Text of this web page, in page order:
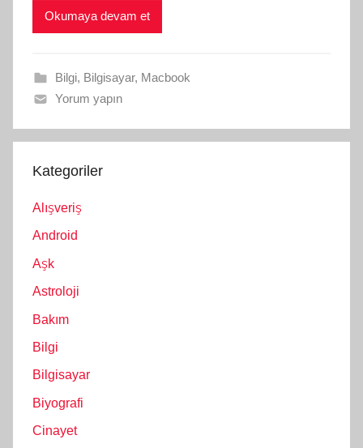
Okumaya devam et
Bilgi, Bilgisayar, Macbook
Yorum yapın
Kategoriler
Alışveriş
Android
Aşk
Astroloji
Bakım
Bilgi
Bilgisayar
Biyografi
Cinayet